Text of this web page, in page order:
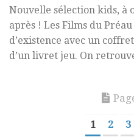
Nouvelle sélection kids, à
après ! Les Films du
d’existence avec un
d’un livret jeu. On
1 2 3